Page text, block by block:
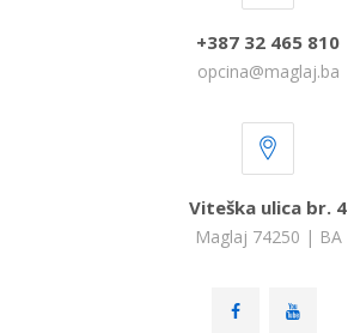
+387 32 465 810
opcina@maglaj.ba
Viteška ulica br. 4
Maglaj 74250 | BA